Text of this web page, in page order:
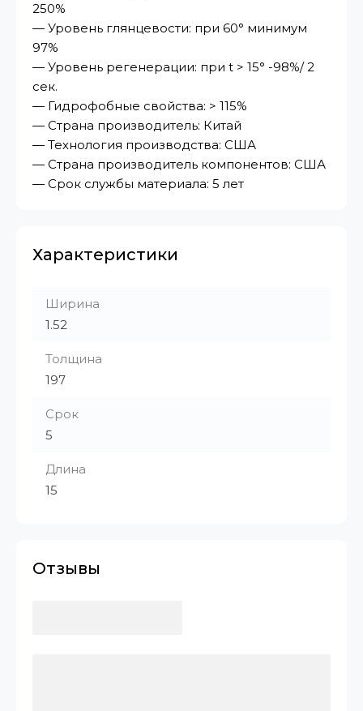
250%
— Уровень глянцевости: при 60° минимум
97%
— Уровень регенерации: при t > 15° -98%/ 2
сек.
— Гидрофобные свойства: > 115%
— Страна производитель: Китай
— Технология производства: США
— Страна производитель компонентов: США
— Срок службы материала: 5 лет
Характеристики
Ширина
1.52
Толщина
197
Срок
5
Длина
15
Отзывы